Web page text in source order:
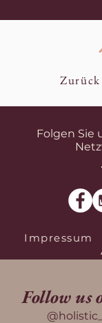
Zurück
Folgen Sie
Impressum
Follow us